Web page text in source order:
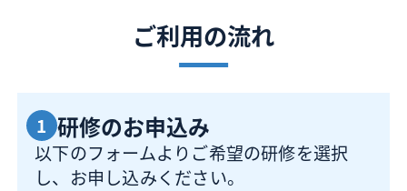
ご利用の流れ
1 研修のお申込み
以下のフォームよりご希望の研修を選択
し、お申し込みください。